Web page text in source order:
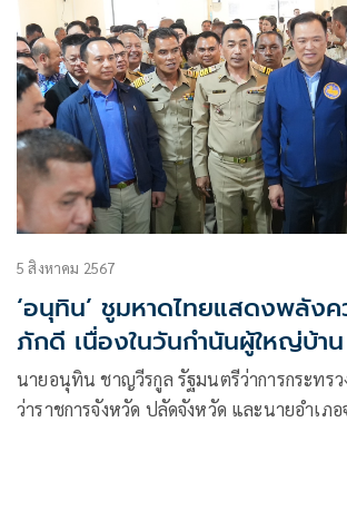
เนื่องในวันครบรอบ 132 ปี ของวันกำนันผู้ใ
ราชา รากฐานของแผ่นดิน”
5 สิงหาคม 2567
‘อนุทิน’ ชูมหาดไทยแสดงพลัง
ภักดี เนื่องในวันกำนันผู้ใหญ่บ้าน ประจำปี
2567
นายอนุทิน ชาญวีรกูล รัฐมนตรีว่าการกระทร
ว่าราชการจังหวัด ปลัดจังหวัด และนายอำเภ